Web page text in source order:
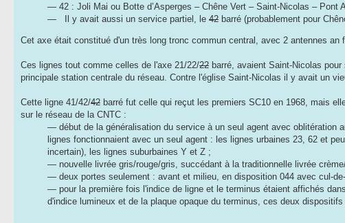
— 42 : Joli Mai ou Botte d’Asperges – Chêne Vert – Saint-Nicolas – Pont
— Il y avait aussi un service partiel, le 42 barré (probablement pour
Cet axe était constitué d'un très long tronc commun central, avec 2 antennes an
Ces lignes tout comme celles de l'axe 21/22/22 barré, avaient Saint-Nicolas
principale station centrale du réseau. Contre l'église Saint-Nicolas il y avait un
Cette ligne 41/42/42 barré fut celle qui reçut les premiers SC10 en 1968, mais
sur le réseau de la CNTC :
— début de la généralisation du service à un seul agent avec oblitération
lignes fonctionnaient avec un seul agent : les lignes urbaines 23, 62 et
incertain), les lignes suburbaines Y et Z ;
— nouvelle livrée gris/rouge/gris, succédant à la traditionnelle livrée
— deux portes seulement : avant et milieu, en disposition 044 avec cul-
— pour la première fois l'indice de ligne et le terminus étaient affichés
d'indice lumineux et de la plaque opaque du terminus, ces deux